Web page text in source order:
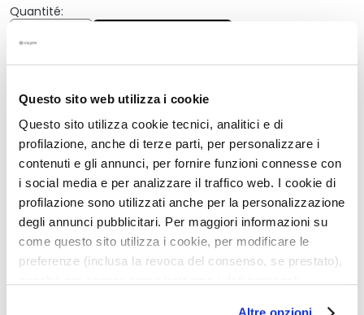
Questo sito web utilizza i cookie
Questo sito utilizza cookie tecnici, analitici e di
profilazione, anche di terze parti, per personalizzare i
contenuti e gli annunci, per fornire funzioni connesse con
i social media e per analizzare il traffico web. I cookie di
profilazione sono utilizzati anche per la personalizzazione
degli annunci pubblicitari. Per maggiori informazioni su
come questo sito utilizza i cookie, per modificare le
preferenze (inclusa la revoca del consenso, se prestato),
s
N
e
t
o
y
a
n
t
s
e
t
d
e
Quantité:
Quantité
Description
• effet lifting
• minimise la visibilité des cernes
• sans dérivé d’origine animale
• long tenue
• résistant à l'eau
• sans parfum
• sans alcool
• sans silicones
• protection lumière bleue